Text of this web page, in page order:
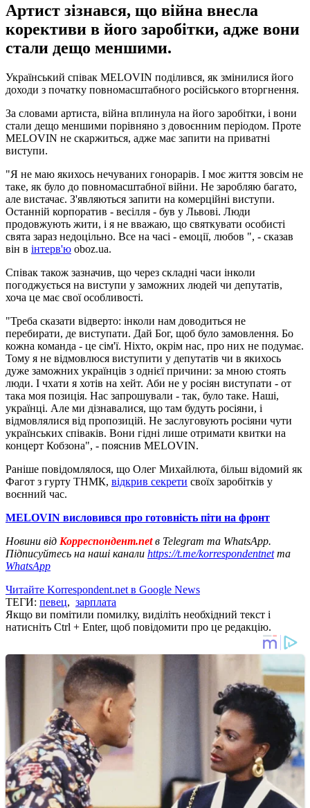
Артист зізнався, що війна внесла
корективи в його заробітки, адже вони
стали дещо меншими.
Український співак MELOVIN поділився, як змінилися його
доходи з початку повномасштабного російського вторгнення.
За словами артиста, війна вплинула на його заробітки, і вони
стали дещо меншими порівняно з довоєнним періодом. Проте
MELOVIN не скаржиться, адже має запити на приватні
виступи.
"Я не маю якихось нечуваних гонорарів. І моє життя зовсім не
таке, як було до повномасштабної війни. Не заробляю багато,
але вистачає. З'являються запити на комерційні виступи.
Останній корпоратив - весілля - був у Львові. Люди
продовжують жити, і я не вважаю, що святкувати особисті
свята зараз недоцільно. Все на часі - емоції, любов ", - сказав
він в інтерв'ю oboz.ua.
Співак також зазначив, що через складні часи інколи
погоджується на виступи у заможних людей чи депутатів,
хоча це має свої особливості.
"Треба сказати відверто: інколи нам доводиться не
перебирати, де виступати. Дай Бог, щоб було замовлення. Бо
кожна команда - це сім'ї. Ніхто, окрім нас, про них не подумає.
Тому я не відмовлюся виступити у депутатів чи в якихось
дуже заможних українців з однієї причини: за мною стоять
люди. І чхати я хотів на хейт. Аби не у росіян виступати - от
така моя позиція. Нас запрошували - так, було таке. Наші,
українці. Але ми дізнавалися, що там будуть росіяни, і
відмовлялися від пропозицій. Не заслуговують росіяни чути
українських співаків. Вони гідні лише отримати квитки на
концерт Кобзона", - пояснив MELOVIN.
Раніше повідомлялося, що Олег Михайлюта, більш відомий як
Фагот з гурту ТНМК, відкрив секрети своїх заробітків у
воєнний час.
MELOVIN висловився про готовність піти на фронт
Новини від Корреспондент.netв Telegram та WhatsApp.
Підписуйтесь на наші канали https://t.me/korrespondentnetта
WhatsApp
Читайте Korrespondent.net в Google News
ТЕГИ: певец, зарплата
Якщо ви помітили помилку, виділіть необхідний текст і
натисніть Ctrl + Enter, щоб повідомити про це редакцію.